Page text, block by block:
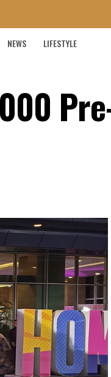
NEWS LIFESTYLE